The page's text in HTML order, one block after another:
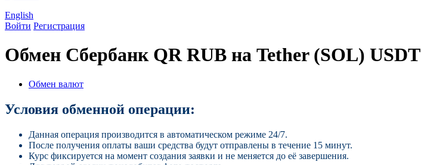
English
Войти Регистрация
Обмен Сбербанк QR RUB на Tether (SOL) USDT
Обмен валют
Условия обменной операции:
Данная операция производится в автоматическом режиме 24/7.
После получения оплаты ваши средства будут отправлены в течение 15 минут.
Курс фиксируется на момент создания заявки и не меняется до её завершения.